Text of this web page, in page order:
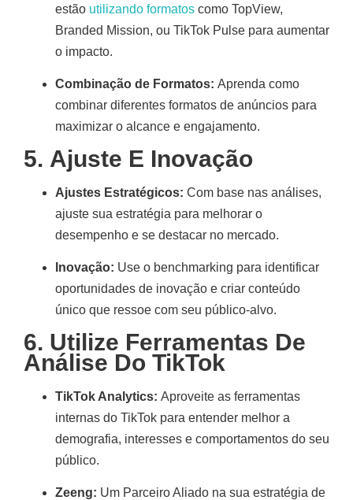
estão utilizando formatos como TopView,
Branded Mission, ou TikTok Pulse para aumentar
o impacto.
Combinação de Formatos: Aprenda como
combinar diferentes formatos de anúncios para
maximizar o alcance e engajamento.
5. Ajuste E Inovação
Ajustes Estratégicos: Com base nas análises,
ajuste sua estratégia para melhorar o
desempenho e se destacar no mercado.
Inovação: Use o benchmarking para identificar
oportunidades de inovação e criar conteúdo
único que ressoe com seu público-alvo.
6. Utilize Ferramentas De
Análise Do TikTok
TikTok Analytics: Aproveite as ferramentas
internas do TikTok para entender melhor a
demografia, interesses e comportamentos do seu
público.
Zeeng: Um Parceiro Aliado na sua estratégia de